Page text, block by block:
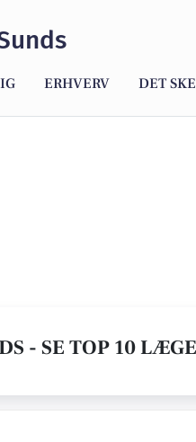
ERHVERV DET
- SE TOP 10